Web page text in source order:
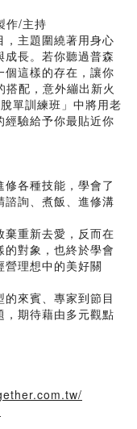
作/主持
主題圍繞著用身心
長。若你聽過普森
個這樣的存在，讓你
配，意外繃出新火
單訓練班」中將用老
經驗給予你最貼近你
各種技能，學會了
詢、煮飯、進修溝
棄重新去愛，反而在
對象，也終於學會
理想中的美好關
來賓、專家到節目
期待藉由多元觀點